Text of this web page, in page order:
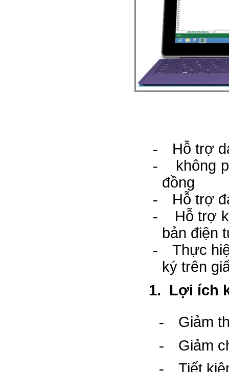
-
Hỗ trợ
-
không
đồng
-
Hỗ trợ
-
Hỗ trợ
bản điện
-
Thực
ký trên
1.
Lợi ích
-
Giảm
-
Giảm
-
Tiết